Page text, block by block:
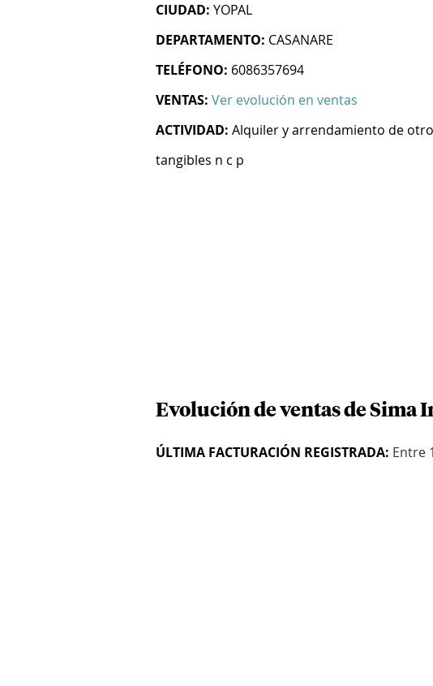
CIUDAD: YOPAL
DEPARTAMENTO: CASANARE
TELÉFONO: 6086357694
VENTAS: Ver evolución en ventas
ACTIVIDAD: Alquiler y arrendamiento de
tangibles n c p
Evolución de ventas de Sima
ÚLTIMA FACTURACIÓN REGISTRADA: Entre